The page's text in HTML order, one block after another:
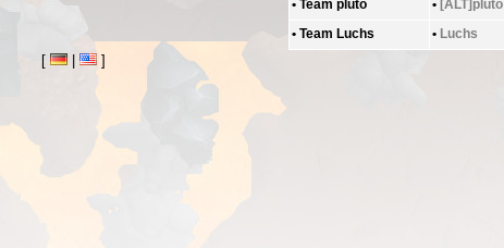
• Team pluto • [ALT]pluto
• Team Luchs • Luchs
[ ]